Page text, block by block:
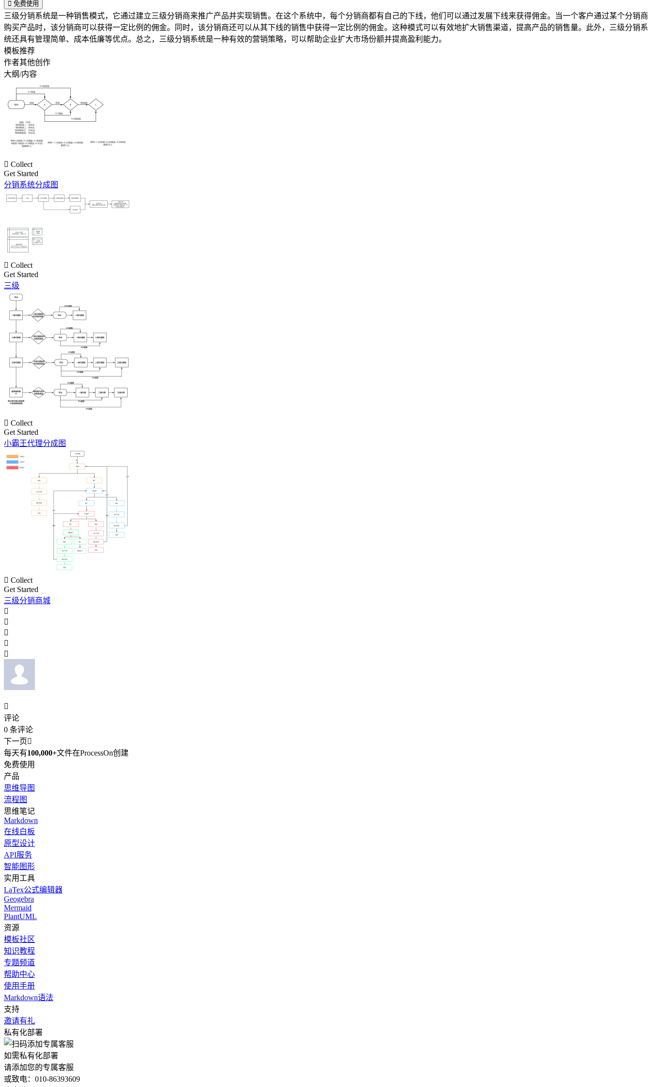
 免费使用
三级分销系统是一种销售模式，它通过建立三级分销商来推广产品并实现销售。在这个系统中，每个分销商都有自己的下线，他们可以通过发展下线来获得佣金。当一个客户通过某个分销商
购买产品时，该分销商可以获得一定比例的佣金。同时，该分销商还可以从其下线的销售中获得一定比例的佣金。这种模式可以有效地扩大销售渠道，提高产品的销售量。此外，三级分销系
统还具有管理简单、成本低廉等优点。总之，三级分销系统是一种有效的营销策略，可以帮助企业扩大市场份额并提高盈利能力。
模板推荐
作者其他创作
大纲/内容
 Collect
Get Started
分销系统分成图
 Collect
Get Started
三级
 Collect
Get Started
小霸王代理分成图
 Collect
Get Started
三级分销商城






评论
0 条评论
下一页
每天有100,000+文件在ProcessOn创建
免费使用
产品
思维导图
流程图
思维笔记
Markdown
在线白板
原型设计
API服务
智能图形
实用工具
LaTex公式编辑器
Geogebra
Mermaid
PlantUML
资源
模板社区
知识教程
专题频道
帮助中心
使用手册
Markdown语法
支持
邀请有礼
私有化部署
如需私有化部署
请添加您的专属客服
或致电：010-86393609